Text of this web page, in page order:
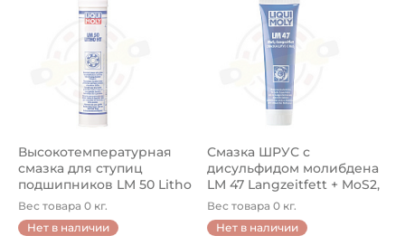
Высокотемпературная
смазка для ступиц
подшипников LM 50 Litho
HT. Артик...
Вес товара 0 кг.
Нет в наличии
Смазка ШРУС с
дисульфидом молибдена
LM 47 Langzeitfett + MoS2,
тюбик 10...
Вес товара 0 кг.
Нет в наличии